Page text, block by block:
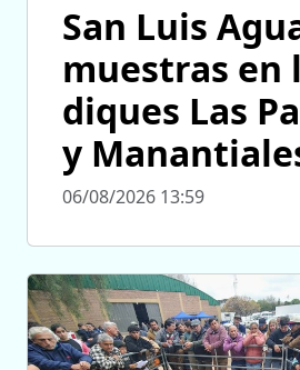
San Luis
muestras en
diques Las
y
06/08/2026 13:59